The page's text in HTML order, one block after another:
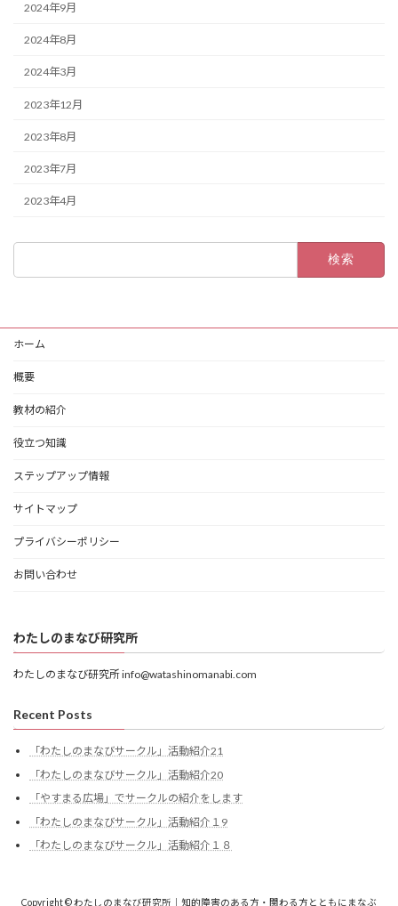
2024年9月
2024年8月
2024年3月
2023年12月
2023年8月
2023年7月
2023年4月
ホーム
概要
教材の紹介
役立つ知識
ステップアップ情報
サイトマップ
プライバシーポリシー
お問い合わせ
わたしのまなび研究所
わたしのまなび研究所 info@watashinomanabi.com
Recent Posts
「わたしのまなびサークル」活動紹介21
「わたしのまなびサークル」活動紹介20
「やすまる広場」でサークルの紹介をします
「わたしのまなびサークル」活動紹介１9
「わたしのまなびサークル」活動紹介１８
Copyright © わたしのまなび研究所｜知的障害のある方・関わる方とともにまなぶ